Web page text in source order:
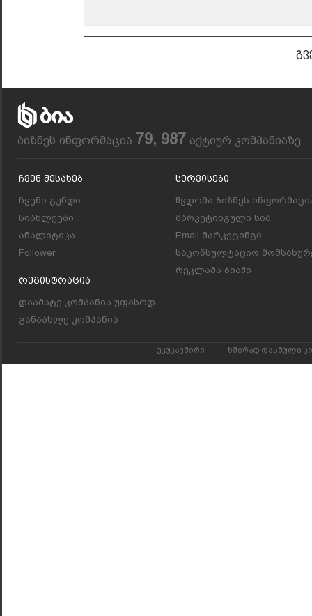
ბიზნეს ინფორმაცია 79, 987 აქტიურ კომპანიაზე
Ჩვენ Შესახებ
ჩვენი გუნდი
სიახლეები
ანალიტიკა
Follower
Რეგისტრაცია
დაამატე კომპანია უფასოდ
განაახლე კომპანია
Სერვისები
წვდომა ბიზნეს
მარკეტინგული სია
Email მარკეტინგი
საკონსულტაციო
რეკლამა ბიაში
უკუკავშირი ხშირად დასმული